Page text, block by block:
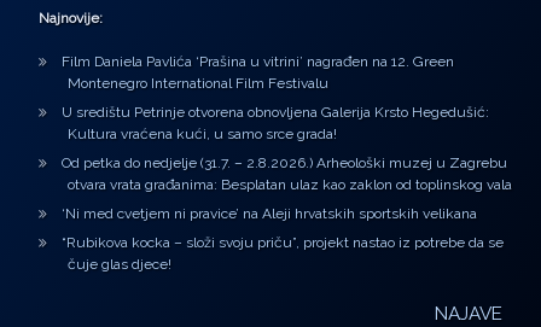
Najnovije:
Film Daniela Pavlića ‘Prašina u vitrini’ nagrađen na 12. Green
Montenegro International Film Festivalu
U središtu Petrinje otvorena obnovljena Galerija Krsto Hegedušić:
Kultura vraćena kući, u samo srce grada!
Od petka do nedjelje (31.7. – 2.8.2026.) Arheološki muzej u Zagrebu
otvara vrata građanima: Besplatan ulaz kao zaklon od toplinskog vala
‘Ni med cvetjem ni pravice’ na Aleji hrvatskih sportskih velikana
“Rubikova kocka – složi svoju priču”, projekt nastao iz potrebe da se
čuje glas djece!
NAJAVE